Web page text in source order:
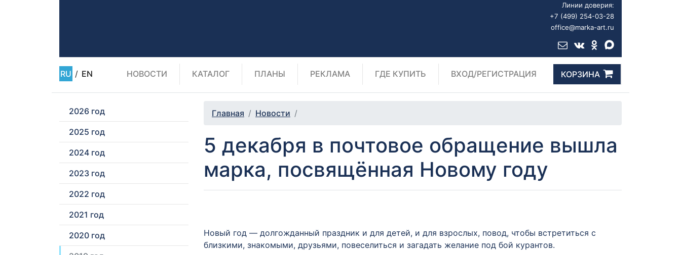
Линии доверия:
+7 (499) 254-03-28
office@marka-art.ru
RU / EN НОВОСТИ КАТАЛОГ ПЛАНЫ РЕКЛАМА ГДЕ КУПИТЬ ВХОД/РЕГИСТРАЦИЯ КОРЗИНА
2026 год
2025 год
2024 год
2023 год
2022 год
2021 год
2020 год
Главная Новости
5 декабря в почтовое обращение вышла
марка, посвящённая Новому году
Новый год — долгожданный праздник и для детей, и для взрослых, повод, чтобы встретиться с
близкими, знакомыми, друзьями, повеселиться и загадать желание под бой курантов.